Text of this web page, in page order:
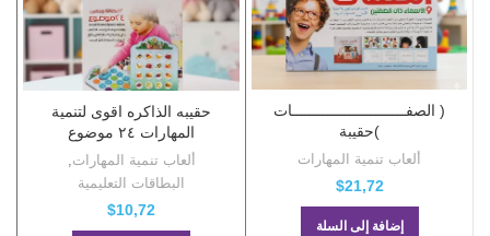
( الصفــــــــــــــــــــــــــات
)حقيبة
ألعاب تنمية المهارات
$21,72
إضافة إلى السلة
حقيبه الذاكره اقوى لتنمية
المهارات ٢٤ موضوع
ألعاب تنمية المهارات
البطاقات التعليمية
$10,72